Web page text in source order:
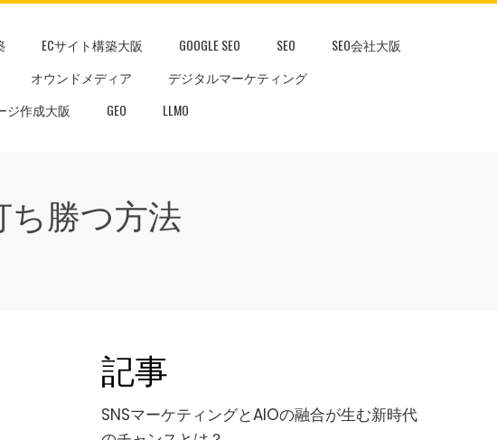
ECサイト構築大阪 GOOGLE SEO SEO
SEO会社大阪
オウンドメディア
デジタルマーケティング
ジ作成大阪 GEO LLMO
ち勝つ方法
記事
SNSマーケティングとAIOの融合が生む新時代